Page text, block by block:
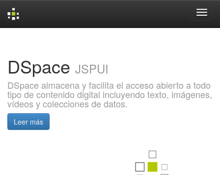
DSpace JSPUI
DSpace almacena y facilita el acceso abierto a todo
tipo de contenido digital incluyendo texto, imágenes,
vídeos y colecciones de datos.
Leer más